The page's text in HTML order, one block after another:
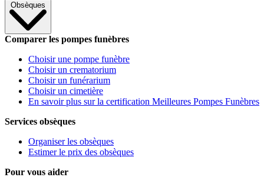
Obsèques
Comparer les pompes funèbres
Choisir une pompe funèbre
Choisir un crematorium
Choisir un funérarium
Choisir un cimetière
En savoir plus sur la certification Meilleures Pompes Funèbres
Services obsèques
Organiser les obsèques
Estimer le prix des obsèques
Pour vous aider